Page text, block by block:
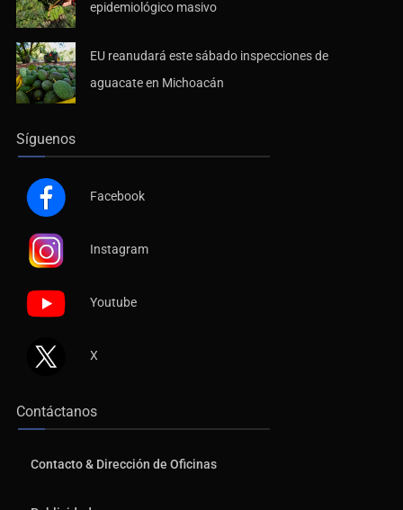
epidemiológico masivo
EU reanudará este sábado inspecciones de
aguacate en Michoacán
Síguenos
Facebook
Instagram
Youtube
X
Contáctanos
Contacto & Dirección de Oficinas